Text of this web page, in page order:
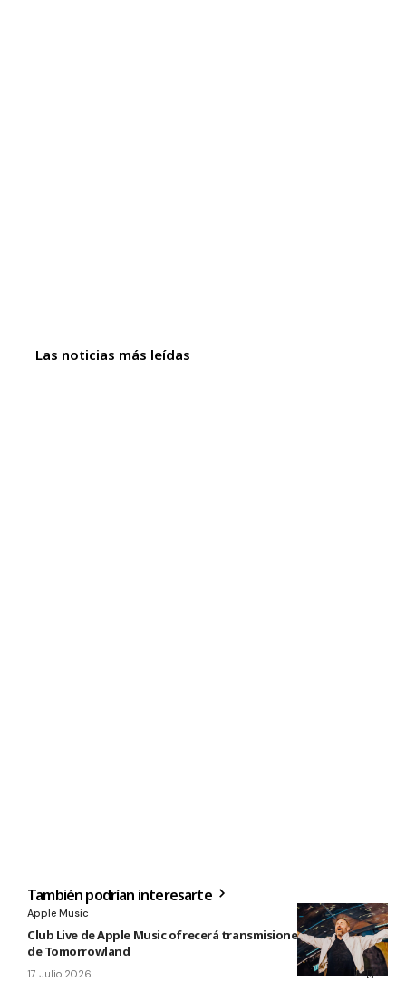
Las noticias más leídas
También podrían interesarte
Apple Music
Club Live de Apple Music ofrecerá transmisiones en directo
de Tomorrowland
17 Julio 2026